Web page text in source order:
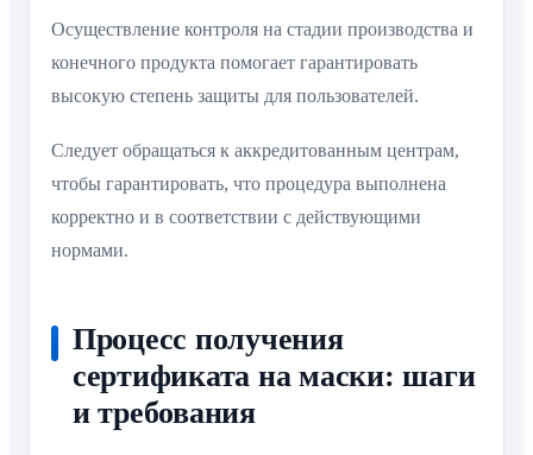
Осуществление контроля на стадии производства и
конечного продукта помогает гарантировать
высокую степень защиты для пользователей.
Следует обращаться к аккредитованным центрам,
чтобы гарантировать, что процедура выполнена
корректно и в соответствии с действующими
нормами.
Процесс получения
сертификата на маски: шаги
и требования